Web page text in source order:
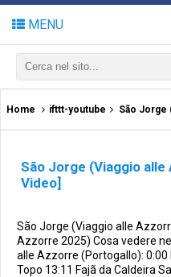
MENU
Home ifttt-youtube São Jorge
São Jorge (Viaggio
Video]
São Jorge (Viaggio alle
Azzorre 2025) Cosa vedere
alle Azzorre (Portogallo): 0:00
Topo 13:11 Fajã da Caldeira